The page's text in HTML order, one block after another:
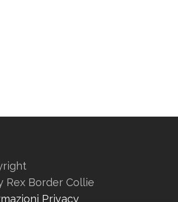
Rex Border Collie
Privacy